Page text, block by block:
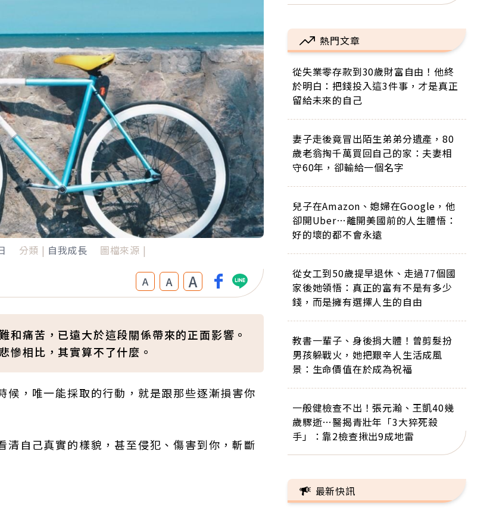
分類 | 自我成長 圖檔來源 |
A A A
和痛苦，已遠大於這段關係帶來的正面影響。
慘相比，其實算不了什麼。
，唯一能採取的行動，就是跟那些逐漸損害你
清自己真實的樣貌，甚至侵犯、傷害到你，斬斷
熱門文章
從失業零存款到30歲財富自由！他終
於明白：把錢投入這3件事，才是真正
留給未來的自己
妻子走後竟冒出陌生弟弟分遺產，80
歲老翁掏千萬買回自己的家：夫妻相
守60年，卻輸給一個名字
兒子在Amazon、媳婦在Google，他
卻開Uber…離開美國前的人生體悟：
好的壞的都不會永遠
從女工到50歲提早退休、走過77個國
家後她領悟：真正的富有不是有多少
錢，而是擁有選擇人生的自由
教書一輩子、身後捐大體！曾剪髮扮
男孩躲戰火，她把艱辛人生活成風
景：生命價值在於成為祝福
一般健檢查不出！張元瀚、王凱40幾
歲驟逝…醫揭青壯年「3大猝死殺
手」：靠2檢查揪出9成地雷
最新快訊